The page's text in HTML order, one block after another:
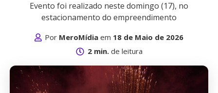
Evento foi realizado neste domingo (17), no
estacionamento do empreendimento
Por MeroMídia em 18 de Maio de 2026
2 min.de leitura